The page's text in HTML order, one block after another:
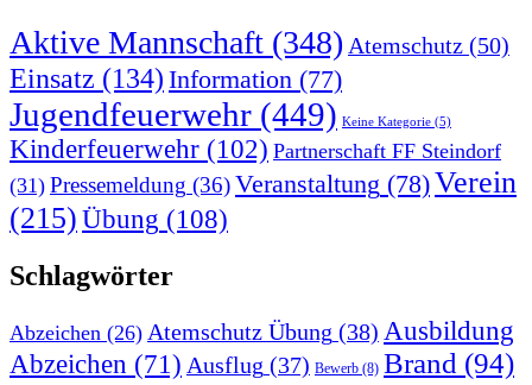
Aktive Mannschaft (348) Atemschutz (50)
Einsatz (134) Information (77)
Jugendfeuerwehr (449) Keine Kategorie (5)
Kinderfeuerwehr (102) Partnerschaft FF Steindorf
(31) Pressemeldung (36)Veranstaltung (78)Verein
(215)Übung (108)
Schlagwörter
Abzeichen (26) Atemschutz Übung (38) Ausbildung
Abzeichen (71) Ausflug (37) Bewerb (8) Brand (94)